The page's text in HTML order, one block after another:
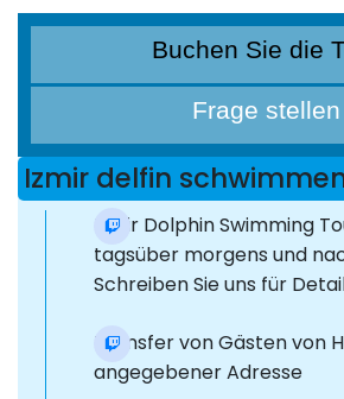
Buchen Sie die
Frage stellen
Izmir delfin
Izmir Dolphin Swimming
tagsüber morgens und
Schreiben Sie uns für
Transfer von Gästen von
angegebener Adresse